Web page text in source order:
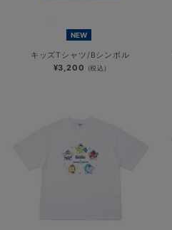
NEW
キッズTシャツ/Bシンボル
¥3,200 (税込)